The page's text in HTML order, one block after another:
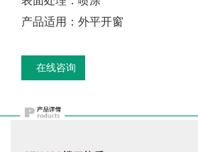
产品适用：外平开窗
在线咨询